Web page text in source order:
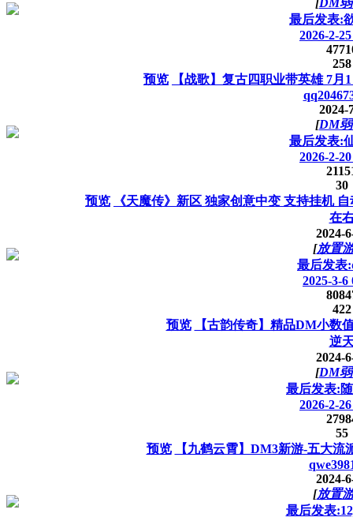
[DM
最后发表:
2026-2-
258
预览
【战歌】复古四职业带英雄 7月
2024-
[DM
最后发表:
2026-2-
30
预览
《天魔传》新区 独家创意中变 支持挂机
在
2024-
[放置
最后发表
2025-3-6
422
预览
【古韵传奇】精品DM小数
逆
2024-
[DM
最后发表:
2026-2-
55
预览
【九鹤云霄】DM3新游-五大流
2024-
[放置
最后发表